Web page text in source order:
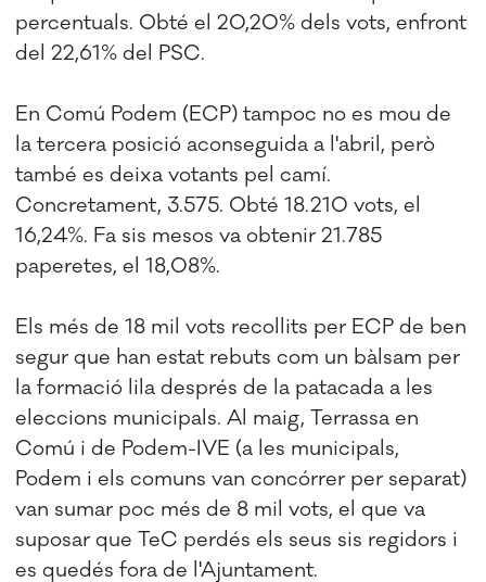
percentuals. Obté el 20,20% dels vots, enfront
del 22,61% del PSC.
En Comú Podem (ECP) tampoc no es mou de
la tercera posició aconseguida a l'abril, però
també es deixa votants pel camí.
Concretament, 3.575. Obté 18.210 vots, el
16,24%. Fa sis mesos va obtenir 21.785
paperetes, el 18,08%.
Els més de 18 mil vots recollits per ECP de ben
segur que han estat rebuts com un bàlsam per
la formació lila després de la patacada a les
eleccions municipals. Al maig, Terrassa en
Comú i de Podem-IVE (a les municipals,
Podem i els comuns van concórrer per separat)
van sumar poc més de 8 mil vots, el que va
suposar que TeC perdés els seus sis regidors i
es quedés fora de l'Ajuntament.